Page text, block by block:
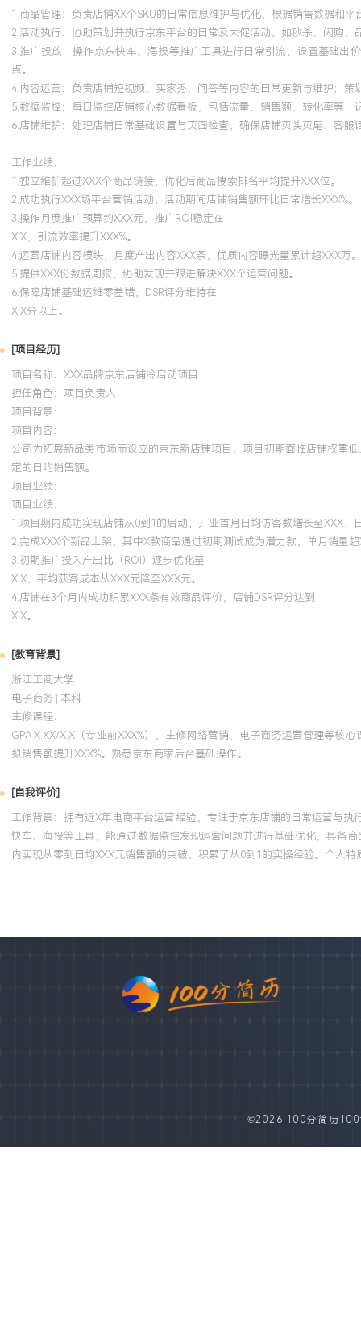
1.商品管理：负责店铺XX个SKU的日常信息维护与优化，根据销售数据和
2.活动执行：协助策划并执行京东平台的日常及大促活动，如秒杀、闪购
3.推广投放：操作京东快车、海投等推广工具进行日常引流，设置基础出
点。
4.内容运营：负责店铺短视频、买家秀、问答等内容的日常更新与维护；
5.数据监控：每日监控店铺核心数据看板，包括流量、销售额、转化率等
6.店铺维护：处理店铺日常基础设置与页面检查，确保店铺页头页尾、客
工作业绩：
1.独立维护超过XXX个商品链接，优化后商品搜索排名平均提升XXX位。
2.成功执行XXX场平台营销活动，活动期间店铺销售额环比日常增长XXX%。
3.操作月度推广预算约XXX元，推广ROI稳定在
X.X，引流效率提升XXX%。
4.运营店铺内容模块，月度产出内容XXX条，优质内容曝光量累计超XXX万。
5.提供XXX份数据周报，协助发现并跟进解决XXX个运营问题。
6.保障店铺基础运维零差错，DSR评分维持在
X.X分以上。
[项目经历]
项目名称：XXX品牌京东店铺冷启动项目
担任角色： 项目负责人
项目背景：
项目内容：
公司为拓展新品类市场而设立的京东新店铺项目，项目初期面临店铺权重
定的日均销售额。
项目业绩：
项目业绩：
1.项目期内成功实现店铺从0到1的启动，开业首月日均访客数增长至XXX，
2.完成XXX个新品上架，其中X款商品通过初期测试成为潜力款，单月销量超
3.初期推广投入产出比（ROI）逐步优化至
X.X，平均获客成本从XXX元降至XXX元。
4.店铺在3个月内成功积累XXX条有效商品评价，店铺DSR评分达到
X.X。
[教育背景]
浙江工商大学
电子商务 | 本科
主修课程：
GPA X.XX/X.X（专业前XXX%），主修网络营销、电子商务运营管理等
拟销售额提升XXX%。熟悉京东商家后台基础操作。
[自我评价]
工作背景：拥有近X年电商平台运营经验，专注于京东店铺的日常运营与
快车、海投等工具，能通过数据监控发现运营问题并进行基础优化，具备
内实现从零到日均XXX元销售额的突破，积累了从0到1的实操经验。个人
©2026 100分简历